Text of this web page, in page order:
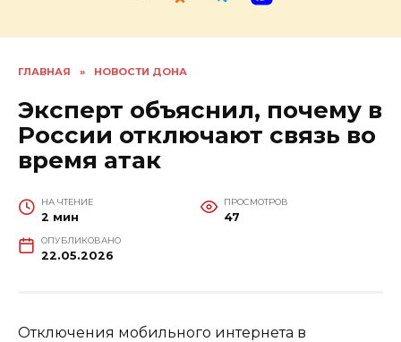
ГЛАВНАЯ » НОВОСТИ ДОНА
Эксперт объяснил, почему в
России отключают связь во
время атак
НА ЧТЕНИЕ
2 мин
ПРОСМОТРОВ
47
ОПУБЛИКОВАНО
22.05.2026
Отключения мобильного интернета в